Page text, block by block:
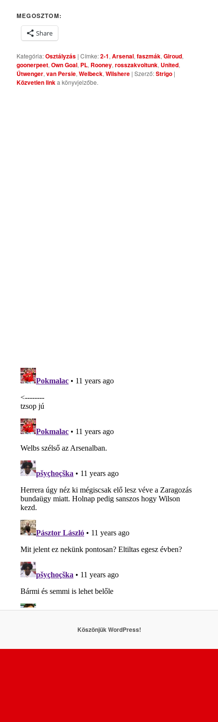
MEGOSZTOM:
Share
Kategória:Osztályzás | Címke:2-1,Arsenal,faszmák,Giroud,
goonerpeet,Own Goal, PL, Rooney,rosszakvoltunk, United,
Útwenger,van Persie,Welbeck,Wilshere | Szerző:Strigo |
Közvetlen linka könyvjelzőbe.
Köszönjük WordPress!